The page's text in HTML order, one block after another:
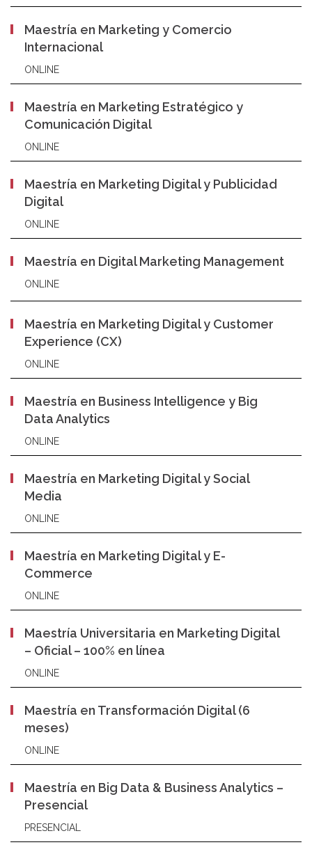
Maestría en Marketing y Comercio
Internacional
ONLINE
Maestría en Marketing Estratégico y
Comunicación Digital
ONLINE
Maestría en Marketing Digital y Publicidad
Digital
ONLINE
Maestría en Digital Marketing Management
ONLINE
Maestría en Marketing Digital y Customer
Experience (CX)
ONLINE
Maestría en Business Intelligence y Big
Data Analytics
ONLINE
Maestría en Marketing Digital y Social
Media
ONLINE
Maestría en Marketing Digital y E-
Commerce
ONLINE
Maestría Universitaria en Marketing Digital
– Oficial – 100% en línea
ONLINE
Maestría en Transformación Digital (6
meses)
ONLINE
Maestría en Big Data & Business Analytics –
Presencial
PRESENCIAL